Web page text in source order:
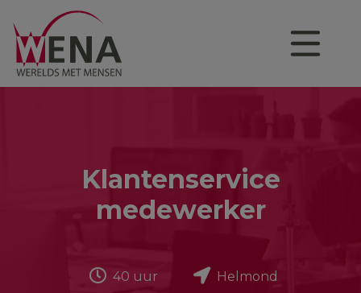
Klantenservice
medewerker
40 uur Helmond